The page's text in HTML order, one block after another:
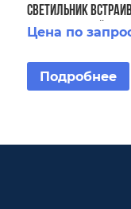
Светильник
светодиодный
Цена по
Подробнее